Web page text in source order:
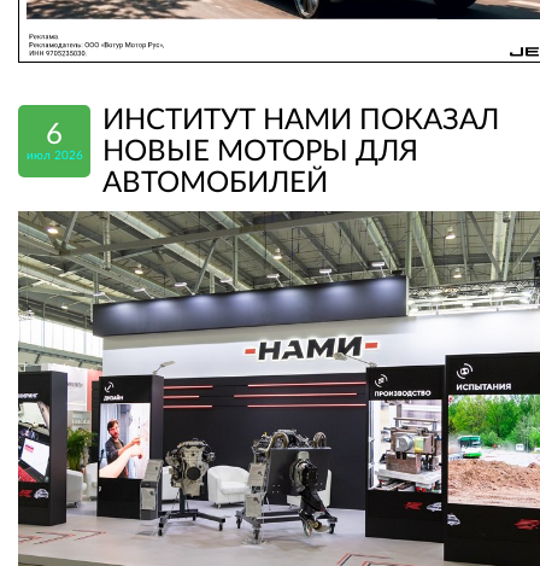
6
июл 2026
ИНСТИТУТ НАМИ ПОКАЗАЛ
НОВЫЕ МОТОРЫ ДЛЯ
АВТОМОБИЛЕЙ